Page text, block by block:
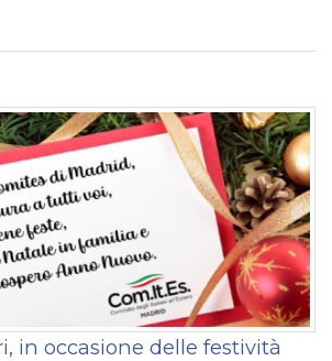
in occasione delle festività